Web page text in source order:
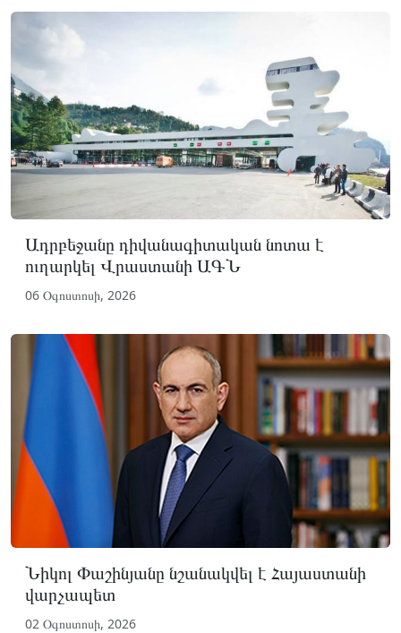
Ադրբեջանը դիվանագիտական նոտա է
ուղարկել Վրաստանի ԱԳՆ
06 Օգոստոսի, 2026
Նիկոլ Փաշինյանը նշանակվել է Հայաստանի
վարչապետ
02 Օգոստոսի, 2026